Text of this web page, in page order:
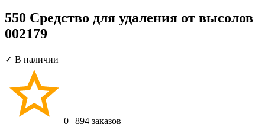
550 Средство для удаления от высолов
002179
✓ В наличии
0 | 894 заказов